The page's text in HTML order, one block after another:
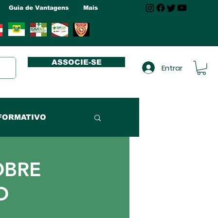
Guia de Vantagens Mais
ASSOCIE-SE
Entrar
NUCLEO RN